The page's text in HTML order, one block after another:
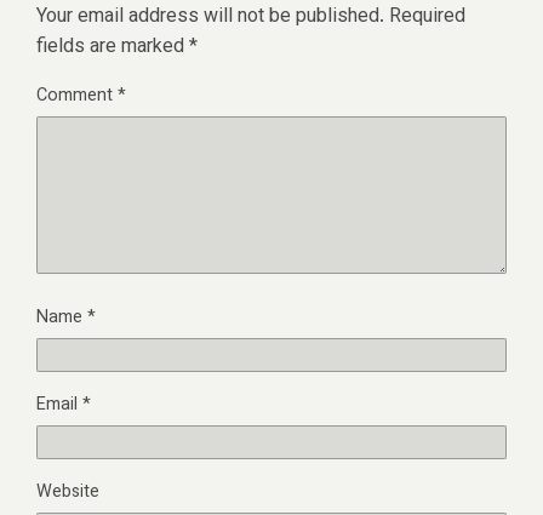
Your email address will not be published. Required
fields are marked *
Comment*
Name *
Email *
Website